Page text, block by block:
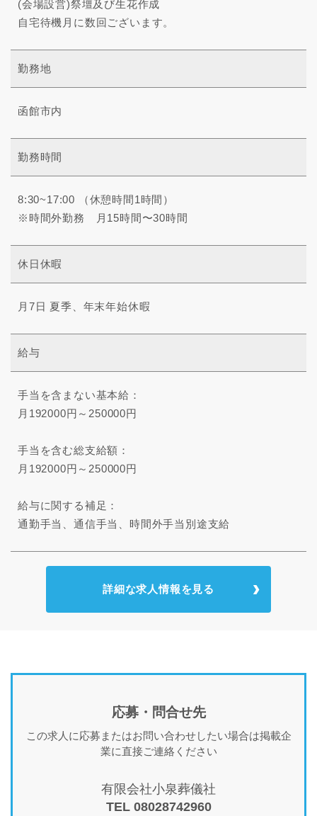
(会場設営)祭壇及び生花作成
自宅待機月に数回ございます。
勤務地
函館市内
勤務時間
8:30~17:00 （休憩時間1時間）
※時間外勤務 月15時間〜30時間
休日休暇
月7日 夏季、年末年始休暇
給与
手当を含まない基本給：
月192000円～250000円
手当を含む総支給額：
月192000円～250000円
給与に関する補足：
通勤手当、通信手当、時間外手当別途支給
詳細な求人情報を見る
応募・問合せ先
この求人に応募またはお問い合わせしたい場合は掲載企
業に直接ご連絡ください
有限会社小泉葬儀社
TEL 08028742960